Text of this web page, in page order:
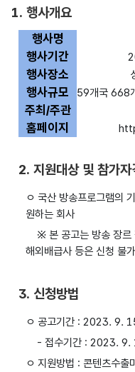
1. 행사개요
행사명
행사기간
행사장소
행사규모 59개국 668
주최/주관
홈페이지
2. 지원대상 및 참가자
ㅇ 국산 방송프로그램의
원하는 회사
※ 본 공고는 방송 장르
해외배급사 등은 신청 불가
3. 신청방법
ㅇ 공고기간 : 2023. 9.
- 접수기간 : 2023. 9.
ㅇ 지원방법 : 콘텐츠수